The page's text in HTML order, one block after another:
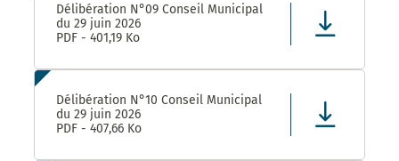
Délibération N°09 Conseil Municipal
du 29 juin 2026
PDF - 401,19 Ko
Délibération N°10 Conseil Municipal
du 29 juin 2026
PDF - 407,66 Ko